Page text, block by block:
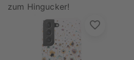
zum Hingucker!